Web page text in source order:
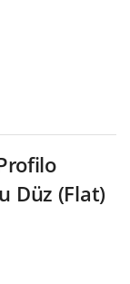
Düz (Flat)